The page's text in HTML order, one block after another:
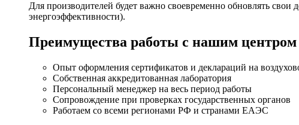
Для производителей будет важно своевременно обновлять
энергоэффективности).
Преимущества работы с нашим центром
Опыт оформления сертификатов и деклараций на
Собственная аккредитованная лаборатория
Персональный менеджер на весь период работы
Сопровождение при проверках государственных органов
Работаем со всеми регионами РФ и странами ЕАЭС